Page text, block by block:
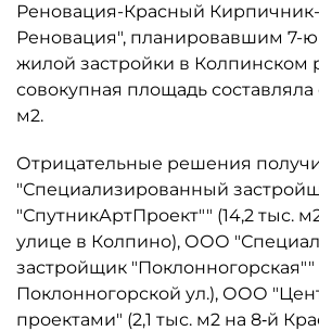
Реновация-Красный
Реновация", планировавшим 7-
жилой застройки в Колпинском
совокупная площадь составляла
м2.
Отрицательные решения
"Специализированный
"СпутникАртПроект"" (14,2 тыс.
улице в Колпино), ООО
застройщик "Поклонногорская""
Поклонногорской ул.), ООО
проектами" (2,1 тыс. м2 на 8‑й